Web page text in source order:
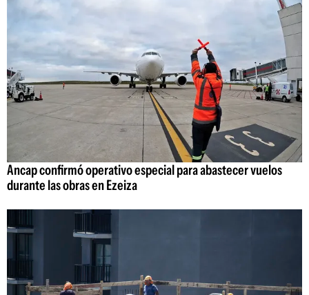
Ancap confirmó operativo especial para abastecer vuelos
durante las obras en Ezeiza